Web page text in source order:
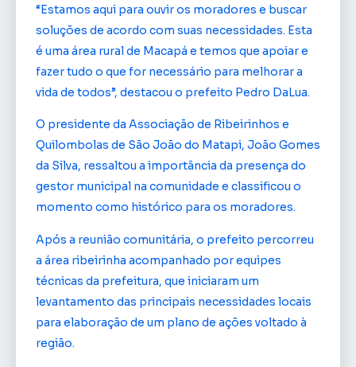
“Estamos aqui para ouvir os moradores e buscar
soluções de acordo com suas necessidades. Esta
é uma área rural de Macapá e temos que apoiar e
fazer tudo o que for necessário para melhorar a
vida de todos”, destacou o prefeito Pedro DaLua.
O presidente da Associação de Ribeirinhos e
Quilombolas de São João do Matapi, João Gomes
da Silva, ressaltou a importância da presença do
gestor municipal na comunidade e classificou o
momento como histórico para os moradores.
Após a reunião comunitária, o prefeito percorreu
a área ribeirinha acompanhado por equipes
técnicas da prefeitura, que iniciaram um
levantamento das principais necessidades locais
para elaboração de um plano de ações voltado à
região.